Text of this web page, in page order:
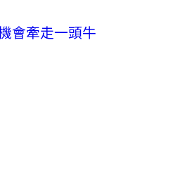
會牽走一頭牛